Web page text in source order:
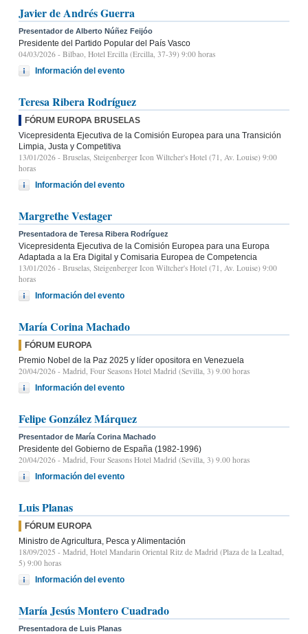
Javier de Andrés Guerra
Presentador de Alberto Núñez Feijóo
Presidente del Partido Popular del País Vasco
04/03/2026 - Bilbao, Hotel Ercilla (Ercilla, 37-39) 9:00 horas
Información del evento
Teresa Ribera Rodríguez
FÓRUM EUROPA BRUSELAS
Vicepresidenta Ejecutiva de la Comisión Europea para una Transición
Limpia, Justa y Competitiva
13/01/2026 - Bruselas, Steigenberger Icon Wiltcher's Hotel (71, Av. Louise) 9:00
horas
Información del evento
Margrethe Vestager
Presentadora de Teresa Ribera Rodríguez
Vicepresidenta Ejecutiva de la Comisión Europea para una Europa
Adaptada a la Era Digital y Comisaria Europea de Competencia
13/01/2026 - Bruselas, Steigenberger Icon Wiltcher's Hotel (71, Av. Louise) 9:00
horas
Información del evento
María Corina Machado
FÓRUM EUROPA
Premio Nobel de la Paz 2025 y líder opositora en Venezuela
20/04/2026 - Madrid, Four Seasons Hotel Madrid (Sevilla, 3) 9.00 horas
Información del evento
Felipe González Márquez
Presentador de María Corina Machado
Presidente del Gobierno de España (1982-1996)
20/04/2026 - Madrid, Four Seasons Hotel Madrid (Sevilla, 3) 9.00 horas
Información del evento
Luis Planas
FÓRUM EUROPA
Ministro de Agricultura, Pesca y Alimentación
18/09/2025 - Madrid, Hotel Mandarin Oriental Ritz de Madrid (Plaza de la Lealtad,
5) 9:00 horas
Información del evento
María Jesús Montero Cuadrado
Presentadora de Luis Planas